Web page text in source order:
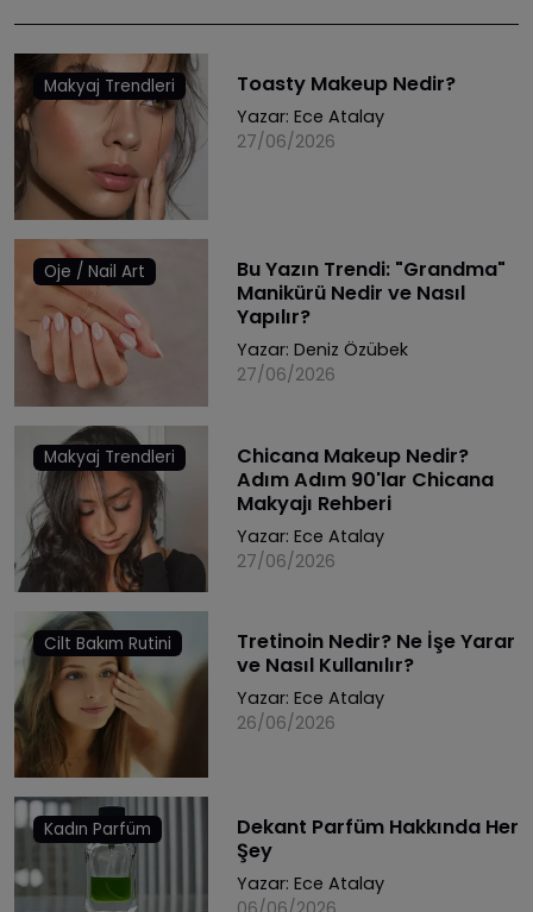
Makyaj Trendleri Toasty Makeup Nedir?
Yazar: Ece Atalay
27/06/2026
Oje / Nail Art
Bu Yazın Trendi: "Grandma"
Manikürü Nedir ve Nasıl
Yapılır?
Yazar: Deniz Özübek
27/06/2026
Makyaj Trendleri
Chicana Makeup Nedir?
Adım Adım 90'lar Chicana
Makyajı Rehberi
Yazar: Ece Atalay
27/06/2026
Cilt Bakım Rutini
Tretinoin Nedir? Ne İşe Yarar
ve Nasıl Kullanılır?
Yazar: Ece Atalay
26/06/2026
Kadın Parfüm
Dekant Parfüm Hakkında Her
Şey
Yazar: Ece Atalay